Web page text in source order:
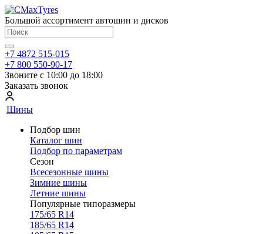
Большой ассортимент автошин и дисков
+7 4872 515-015
+7 800 550-90-17
Звоните с 10:00 до 18:00
Заказать звонок
Шины
Подбор шин
Каталог шин
Подбор по параметрам
Сезон
Всесезонные шины
Зимние шины
Летние шины
Популярные типоразмеры
175/65 R14
185/65 R14